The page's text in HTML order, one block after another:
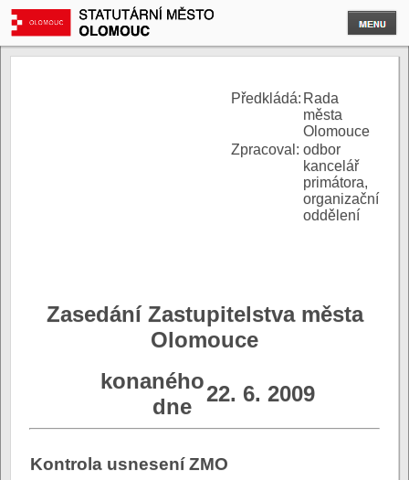
Předkládá: Rada
města
Olomouce
Zpracoval: odbor
kancelář
primátora,
organizační
oddělení
Zasedání Zastupitelstva města
Olomouce
konaného
dne
22. 6. 2009
Kontrola usnesení ZMO